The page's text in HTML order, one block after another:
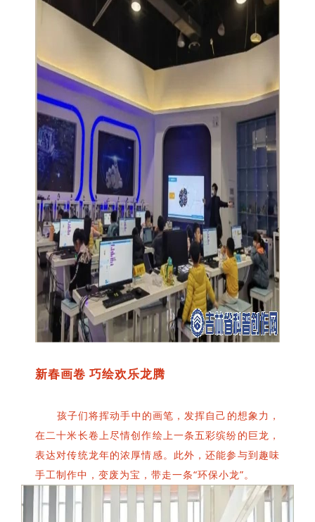
新春画卷 巧绘欢乐龙腾
孩子们将挥动手中的画笔，发挥自己的想象力，
在二十米长卷上尽情创作绘上一条五彩缤纷的巨龙，
表达对传统龙年的浓厚情感。此外，还能参与到趣味
手工制作中，变废为宝，带走一条“环保小龙”。